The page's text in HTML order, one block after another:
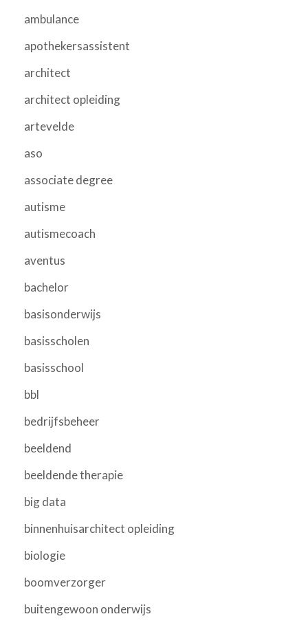
ambulance
apothekersassistent
architect
architect opleiding
artevelde
aso
associate degree
autisme
autismecoach
aventus
bachelor
basisonderwijs
basisscholen
basisschool
bbl
bedrijfsbeheer
beeldend
beeldende therapie
big data
binnenhuisarchitect opleiding
biologie
boomverzorger
buitengewoon onderwijs